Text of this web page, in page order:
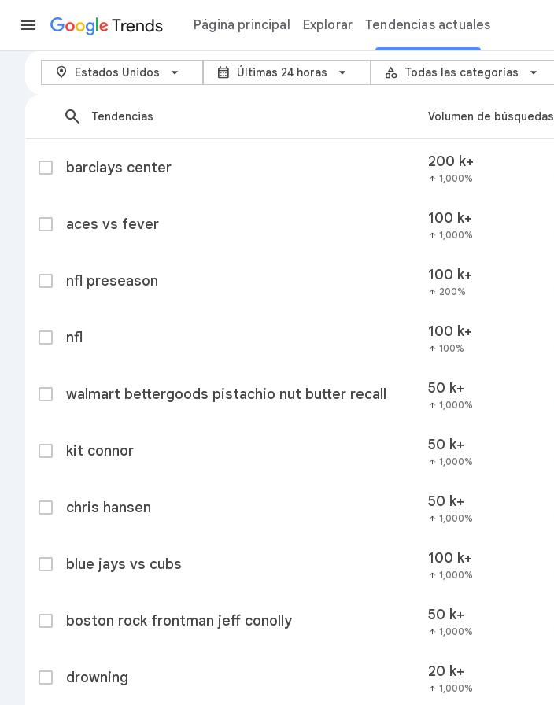
Trends Página principal Explorar Tendencias actuales
Tendencias actuales - Google Trends
location_on Estados Unidos calendar_month Últimas 24 horas category Todas las categorías
arrow_back_ios_new
search Tendencias Volumen de búsquedas
barclays center 200 k+
arrow_upward 1,000%
aces vs fever 100 k+
arrow_upward 1,000%
nfl preseason 100 k+
arrow_upward 200%
nfl 100 k+
arrow_upward 100%
walmart bettergoods pistachio nut butter recall 50 k+
arrow_upward 1,000%
kit connor 50 k+
arrow_upward 1,000%
chris hansen 50 k+
arrow_upward 1,000%
blue jays vs cubs 100 k+
arrow_upward 1,000%
boston rock frontman jeff conolly 50 k+
arrow_upward 1,000%
drowning 20 k+
arrow_upward 1,000%